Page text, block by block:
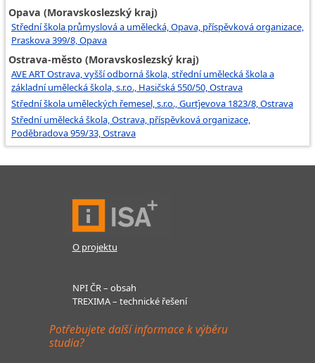
Opava (Moravskoslezský kraj)
Střední škola průmyslová a umělecká, Opava, příspěvková organizace,
Praskova 399/8, Opava
Ostrava-město (Moravskoslezský kraj)
AVE ART Ostrava, vyšší odborná škola, střední umělecká škola a
základní umělecká škola, s.r.o., Hasičská 550/50, Ostrava
Střední škola uměleckých řemesel, s.r.o., Gurťjevova 1823/8, Ostrava
Střední umělecká škola, Ostrava, příspěvková organizace,
Poděbradova 959/33, Ostrava
O projektu
NPI ČR – obsah
TREXIMA – technické řešení
Potřebujete další informace k výběru
studia?